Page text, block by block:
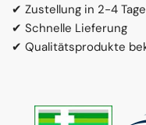
✔ Zustellung in 2-4
✔ Schnelle Lieferung
✔ Qualitätsprodukte